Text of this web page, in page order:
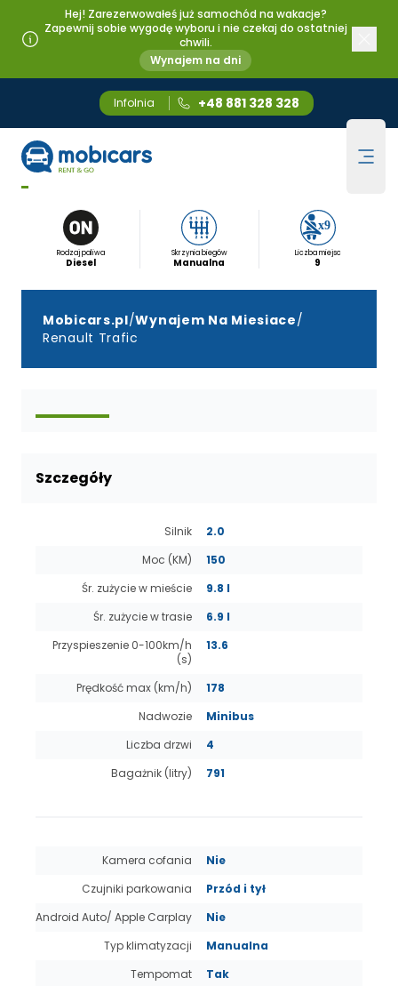
Hej! Zarezerwowałeś już samochód na wakacje?
Zapewnij sobie wygodę wyboru i nie czekaj do ostatniej
chwili.
Wynajem na dni
Infolnia +48 881 328 328
Mobicars.pl
Wynajem długoterminowy
Renault Trafic
Rodzaj paliwa
Diesel
Skrzynia biegów
Manualna
Liczba miejsc
9
Mobicars.pl/Wynajem Na Miesiace/
Renault Trafic
Szczegóły
Silnik
2.0
Moc (KM)
150
Śr. zużycie w mieście
9.8 l
Śr. zużycie w trasie
6.9 l
Przyspieszenie 0-100km/h
(s)
13.6
Prędkość max (km/h)
178
Nadwozie
Minibus
Liczba drzwi
4
Bagażnik (litry)
791
Kamera cofania
Nie
Czujniki parkowania
Przód i tył
Android Auto/ Apple Carplay
Nie
Typ klimatyzacji
Manualna
Tempomat
Tak